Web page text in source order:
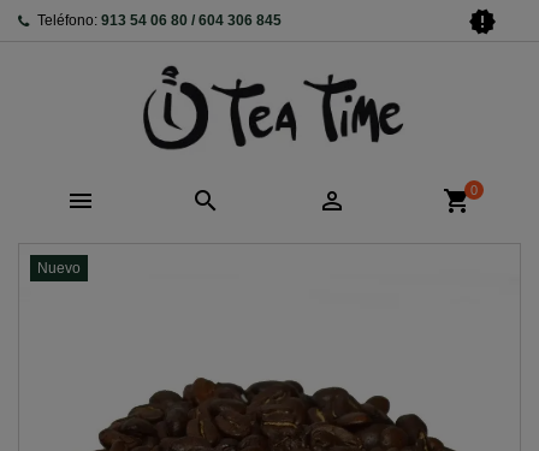
Teléfono: 913 54 06 80 / 604 306 845 new_releases
   shopping_cart0
Nuevo